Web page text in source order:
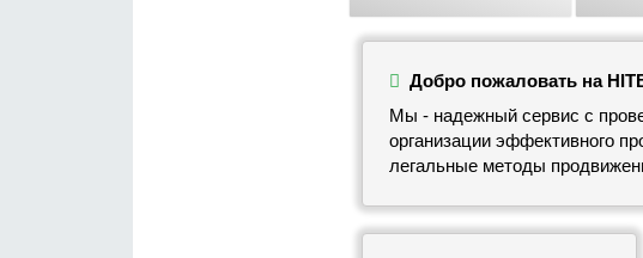
Добро пожаловать на
Мы - надежный сервис с
организации эффективного
легальные методы